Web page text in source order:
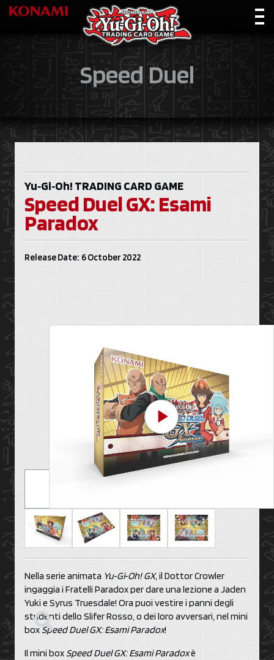
Speed Duel
Play Video
Yu‑Gi‑Oh! TRADING CARD GAME
Speed Duel GX: Esami
Paradox
Release Date: 6 October 2022
Nella serie animata Yu‑Gi‑Oh! GX, il Dottor Crowler
ingaggia i Fratelli Paradox per dare una lezione a Jaden
Yuki e Syrus Truesdale! Ora puoi vestire i panni degli
studenti dello Slifer Rosso, o dei loro avversari, nel mini
boxSpeed Duel GX: Esami Paradox!
Il mini box Speed Duel GX: Esami Paradoxè